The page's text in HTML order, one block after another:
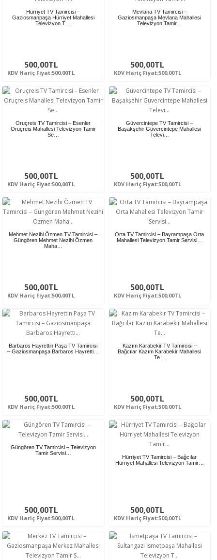
Hürriyet TV Tamircisi –
Gaziosmanpaşa Hürriyet Mahallesi
Televizyon T…
500,00TL
KDV Hariç Fiyat:500,00TL
Mevlana TV Tamircisi –
Gaziosmanpaşa Mevlana Mahallesi
Televizyon Tamir…
500,00TL
KDV Hariç Fiyat:500,00TL
Oruçreis TV Tamircisi – Esenler
Oruçreis Mahallesi Televizyon Tamir
Se…
500,00TL
KDV Hariç Fiyat:500,00TL
Güvercintepe TV Tamircisi –
Başakşehir Güvercintepe Mahallesi
Televi…
500,00TL
KDV Hariç Fiyat:500,00TL
Mehmet Nezihi Özmen TV Tamircisi –
Güngören Mehmet Nezihi Özmen
Maha…
500,00TL
KDV Hariç Fiyat:500,00TL
Orta TV Tamircisi – Bayrampaşa Orta
Mahallesi Televizyon Tamir Servisi…
500,00TL
KDV Hariç Fiyat:500,00TL
Barbaros Hayrettin Paşa TV Tamircisi
– Gaziosmanpaşa Barbaros Hayretti…
500,00TL
KDV Hariç Fiyat:500,00TL
Kazım Karabekir TV Tamircisi –
Bağcılar Kazım Karabekir Mahallesi
Te…
500,00TL
KDV Hariç Fiyat:500,00TL
Güngören TV Tamircisi – Televizyon
Tamir Servisi…
500,00TL
KDV Hariç Fiyat:500,00TL
Hürriyet TV Tamircisi – Bağcılar
Hürriyet Mahallesi Televizyon Tamir…
500,00TL
KDV Hariç Fiyat:500,00TL